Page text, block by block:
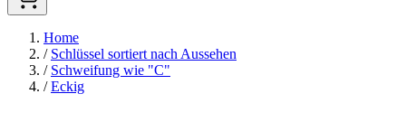
Home
/ Schlüssel sortiert nach Aussehen
/ Schweifung wie "C"
/ Eckig